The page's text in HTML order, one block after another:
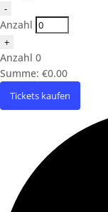
Verringern
der
Ticketanzahl
für
Austauschtreffen
für
Betroffene
am
15.09.2026
-
Anzahl
Erhöhe
die
Ticketsanzahl
für
Austauschtreffen
+
Anzahl 0
Summe: €0.00
Tickets kaufen